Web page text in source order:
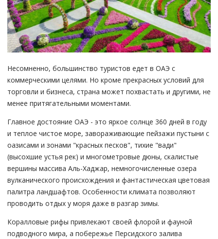
Несомненно, большинство туристов едет в ОАЭ с
коммерческими целями. Но кроме прекрасных условий для
торговли и бизнеса, страна может похвастать и другими, не
менее притягательными моментами.
Главное достояние ОАЭ - это яркое солнце 360 дней в году
и теплое чистое море, завораживающие пейзажи пустыни с
оазисами и зонами "красных песков", тихие "вади"
(высохшие устья рек) и многометровые дюны, скалистые
вершины массива Аль-Хаджар, немногочисленные озера
вулканического происхождения и фантастическая цветовая
палитра ландшафтов. Особенности климата позволяют
проводить отдых у моря даже в разгар зимы.
Коралловые рифы привлекают своей флорой и фауной
подводного мира, а побережье Персидского залива